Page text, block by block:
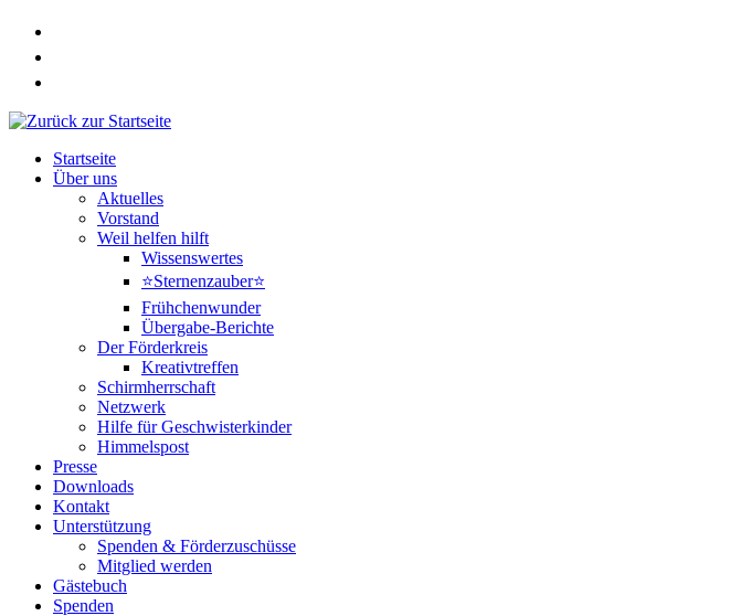
Zum
springen
Startseite
Über uns
Aktuelles
Vorstand
Weil helfen hilft
Wissenswertes
⭐Sternenzauber⭐
Frühchenwunder
Übergabe-Berichte
Der Förderkreis
Kreativtreffen
Schirmherrschaft
Netzwerk
Hilfe für Geschwisterkinder
Himmelspost
Presse
Downloads
Kontakt
Unterstützung
Spenden & Förderzuschüsse
Mitglied werden
Gästebuch
Spenden